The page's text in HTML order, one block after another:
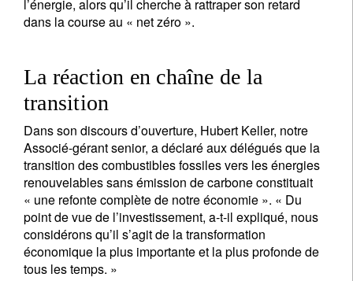
l’énergie, alors qu’il cherche à rattraper son retard
dans la course au « net zéro ».
La réaction en chaîne de la
transition
Dans son discours d’ouverture, Hubert Keller, notre
Associé-gérant senior, a déclaré aux délégués que la
transition des combustibles fossiles vers les énergies
renouvelables sans émission de carbone constituait
« une refonte complète de notre économie ». « Du
point de vue de l’investissement, a-t-il expliqué, nous
considérons qu’il s’agit de la transformation
économique la plus importante et la plus profonde de
tous les temps. »